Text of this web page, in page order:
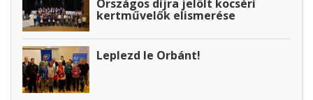
Országos díjra jelölt kocséri
kertművelők elismerése
Leplezd le Orbánt!